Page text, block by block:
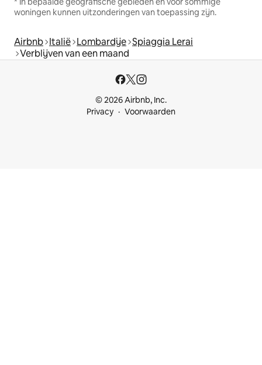
woningen kunnen uitzonderingen van toepassing zijn.
Airbnb Italië Lombardije Spiaggia Lerai
Verblijven van een maand
© 2026 Airbnb, Inc.
Privacy
Voorwaarden